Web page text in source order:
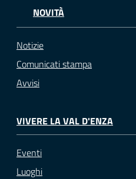
NOVITÀ
Notizie
Comunicati stampa
Avvisi
VIVERE LA VAL D'ENZA
Eventi
Luoghi